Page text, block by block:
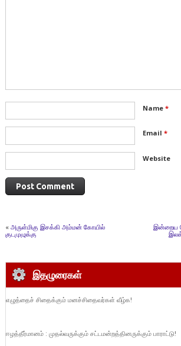
Name *
Email *
Website
« அருள்மிகு இசக்கி அம்மன் கோயில்
குடமுழுக்கு
இன்றைய
இதழுரைகள்
எழுத்தைச் சிதைக்கும் மனச்சிதைவர்கள் வீழ்க!
ஈழத்தீர்மானம் : முதல்வருக்கும் சட்டமன்றத்தினருக்கும் பாராட்டு!